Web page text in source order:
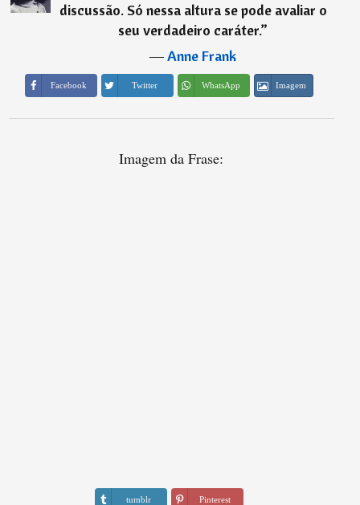
discussão. Só nessa altura se pode avaliar o
seu verdadeiro caráter.”
―Anne Frank
Facebook Twitter WhatsApp Imagem
Imagem da Frase:
tumblr Pinterest